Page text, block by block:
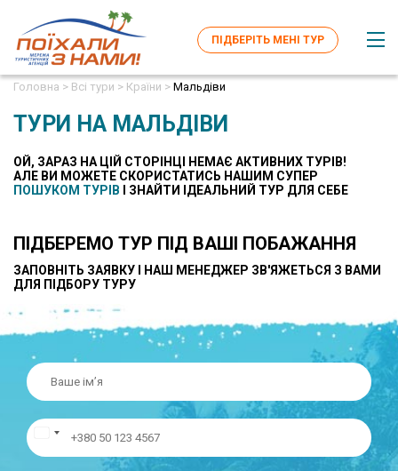
ПІДБЕРІТЬ МЕНІ ТУР
Головна > Всі тури > Країни > Мальдіви
ТУРИ НА МАЛЬДІВИ
ОЙ, ЗАРАЗ НА ЦІЙ СТОРІНЦІ НЕМАЄ АКТИВНИХ ТУРІВ!
AЛЕ ВИ МОЖЕТЕ СКОРИСТАТИСЬ НАШИМ СУПЕР
ПОШУКОМ ТУРІВ І ЗНАЙТИ ІДЕАЛЬНИЙ ТУР ДЛЯ СЕБЕ
ПІДБЕРЕМО ТУР ПІД ВАШІ ПОБАЖАННЯ
ЗАПОВНІТЬ ЗАЯВКУ І НАШ МЕНЕДЖЕР ЗВ'ЯЖЕТЬСЯ З ВАМИ
ДЛЯ ПІДБОРУ ТУРУ